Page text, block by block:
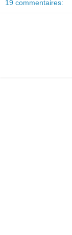
19 commentaires: